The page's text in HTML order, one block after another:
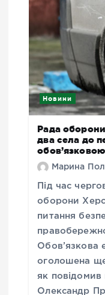
Новини
Рада
два села до
Марина
Під час
оборони
питання
Обов’язкова
оголошена
як
Олександр